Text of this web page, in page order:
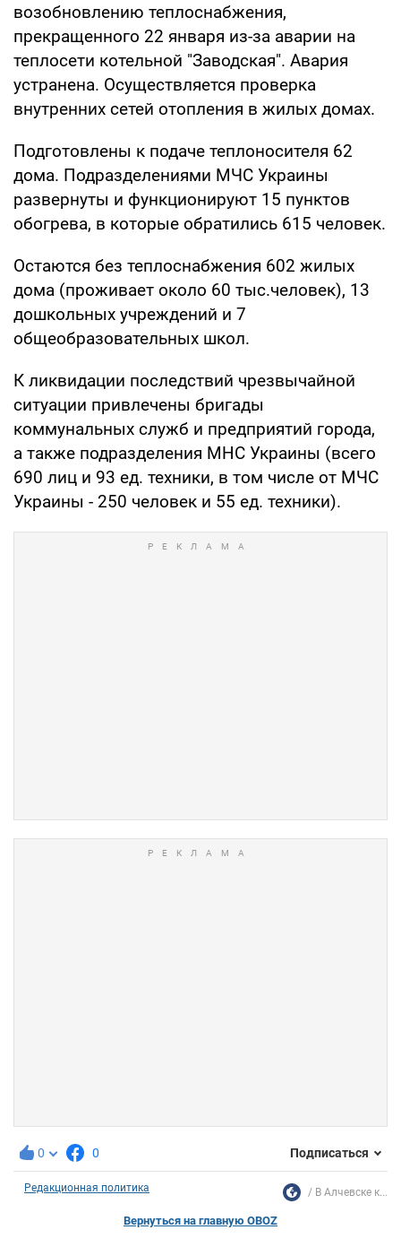
возобновлению теплоснабжения,
прекращенного 22 января из-за аварии на
теплосети котельной "Заводская". Авария
устранена. Осуществляется проверка
внутренних сетей отопления в жилых домах.
Подготовлены к подаче теплоносителя 62
дома. Подразделениями МЧС Украины
развернуты и функционируют 15 пунктов
обогрева, в которые обратились 615 человек.
Остаются без теплоснабжения 602 жилых
дома (проживает около 60 тыс.человек), 13
дошкольных учреждений и 7
общеобразовательных школ.
К ликвидации последствий чрезвычайной
ситуации привлечены бригады
коммунальных служб и предприятий города,
а также подразделения МНС Украины (всего
690 лиц и 93 ед. техники, в том числе от МЧС
Украины - 250 человек и 55 ед. техники).
0 0 Подписаться
Редакционная политика В Алчевске к...
Вернуться на главную OBOZ